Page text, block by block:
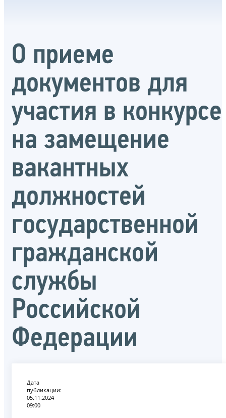
О приеме
документов для
участия в конкурсе
на замещение
вакантных
должностей
государственной
гражданской
службы
Российской
Федерации
Дата
публикации:
05.11.2024
09:00